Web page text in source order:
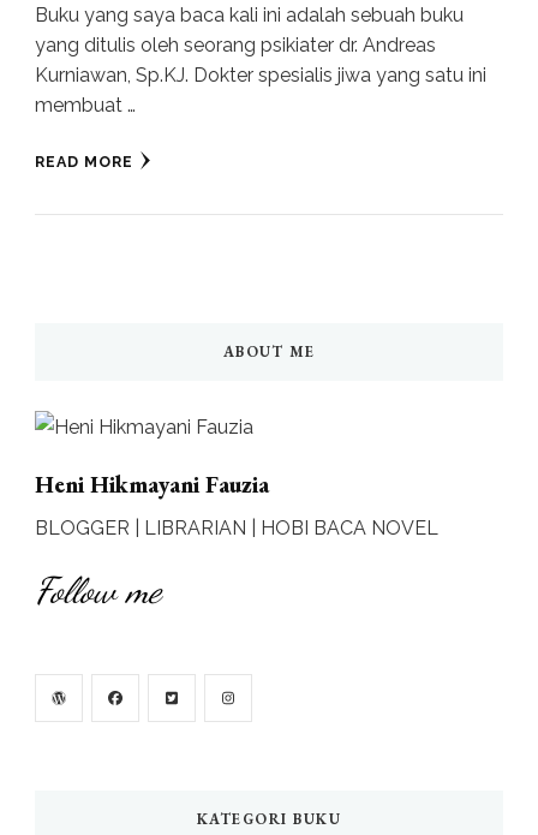
Buku yang saya baca kali ini adalah sebuah buku
yang ditulis oleh seorang psikiater dr. Andreas
Kurniawan, Sp.KJ. Dokter spesialis jiwa yang satu ini
membuat …
READ MORE
ABOUT ME
Heni Hikmayani Fauzia
BLOGGER | LIBRARIAN | HOBI BACA NOVEL
Follow me
KATEGORI BUKU